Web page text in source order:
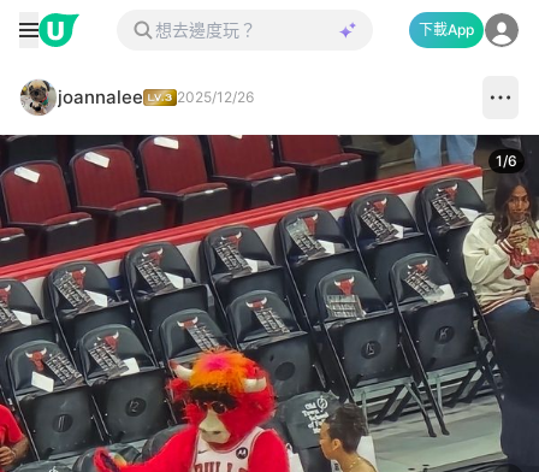
下載App
joannalee 2025/12/26
1/6